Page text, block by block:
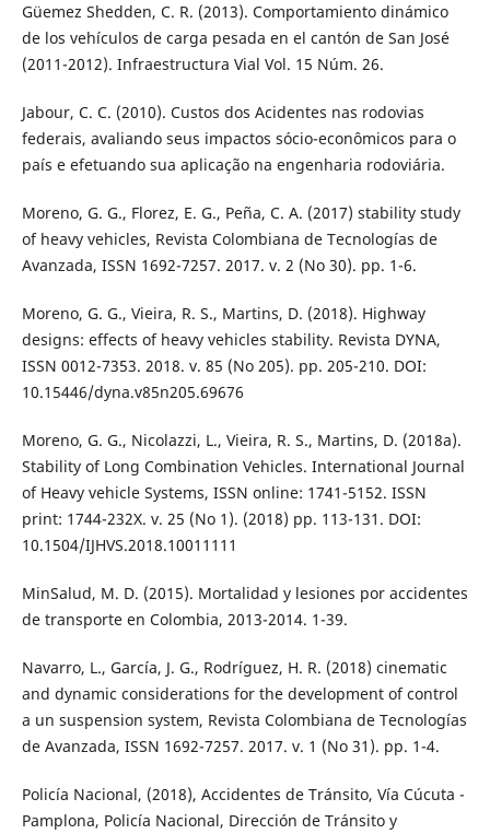
Güemez Shedden, C. R. (2013). Comportamiento dinámico
de los vehículos de carga pesada en el cantón de San José
(2011-2012). Infraestructura Vial Vol. 15 Núm. 26.
Jabour, C. C. (2010). Custos dos Acidentes nas rodovias
federais, avaliando seus impactos sócio-econômicos para o
país e efetuando sua aplicação na engenharia rodoviária.
Moreno, G. G., Florez, E. G., Peña, C. A. (2017) stability study
of heavy vehicles, Revista Colombiana de Tecnologías de
Avanzada, ISSN 1692-7257. 2017. v. 2 (No 30). pp. 1-6.
Moreno, G. G., Vieira, R. S., Martins, D. (2018). Highway
designs: effects of heavy vehicles stability. Revista DYNA,
ISSN 0012-7353. 2018. v. 85 (No 205). pp. 205-210. DOI:
10.15446/dyna.v85n205.69676
Moreno, G. G., Nicolazzi, L., Vieira, R. S., Martins, D. (2018a).
Stability of Long Combination Vehicles. International Journal
of Heavy vehicle Systems, ISSN online: 1741-5152. ISSN
print: 1744-232X. v. 25 (No 1). (2018) pp. 113-131. DOI:
10.1504/IJHVS.2018.10011111
MinSalud, M. D. (2015). Mortalidad y lesiones por accidentes
de transporte en Colombia, 2013-2014. 1-39.
Navarro, L., García, J. G., Rodríguez, H. R. (2018) cinematic
and dynamic considerations for the development of control
a un suspension system, Revista Colombiana de Tecnologías
de Avanzada, ISSN 1692-7257. 2017. v. 1 (No 31). pp. 1-4.
Policía Nacional, (2018), Accidentes de Tránsito, Vía Cúcuta -
Pamplona, Policía Nacional, Dirección de Tránsito y